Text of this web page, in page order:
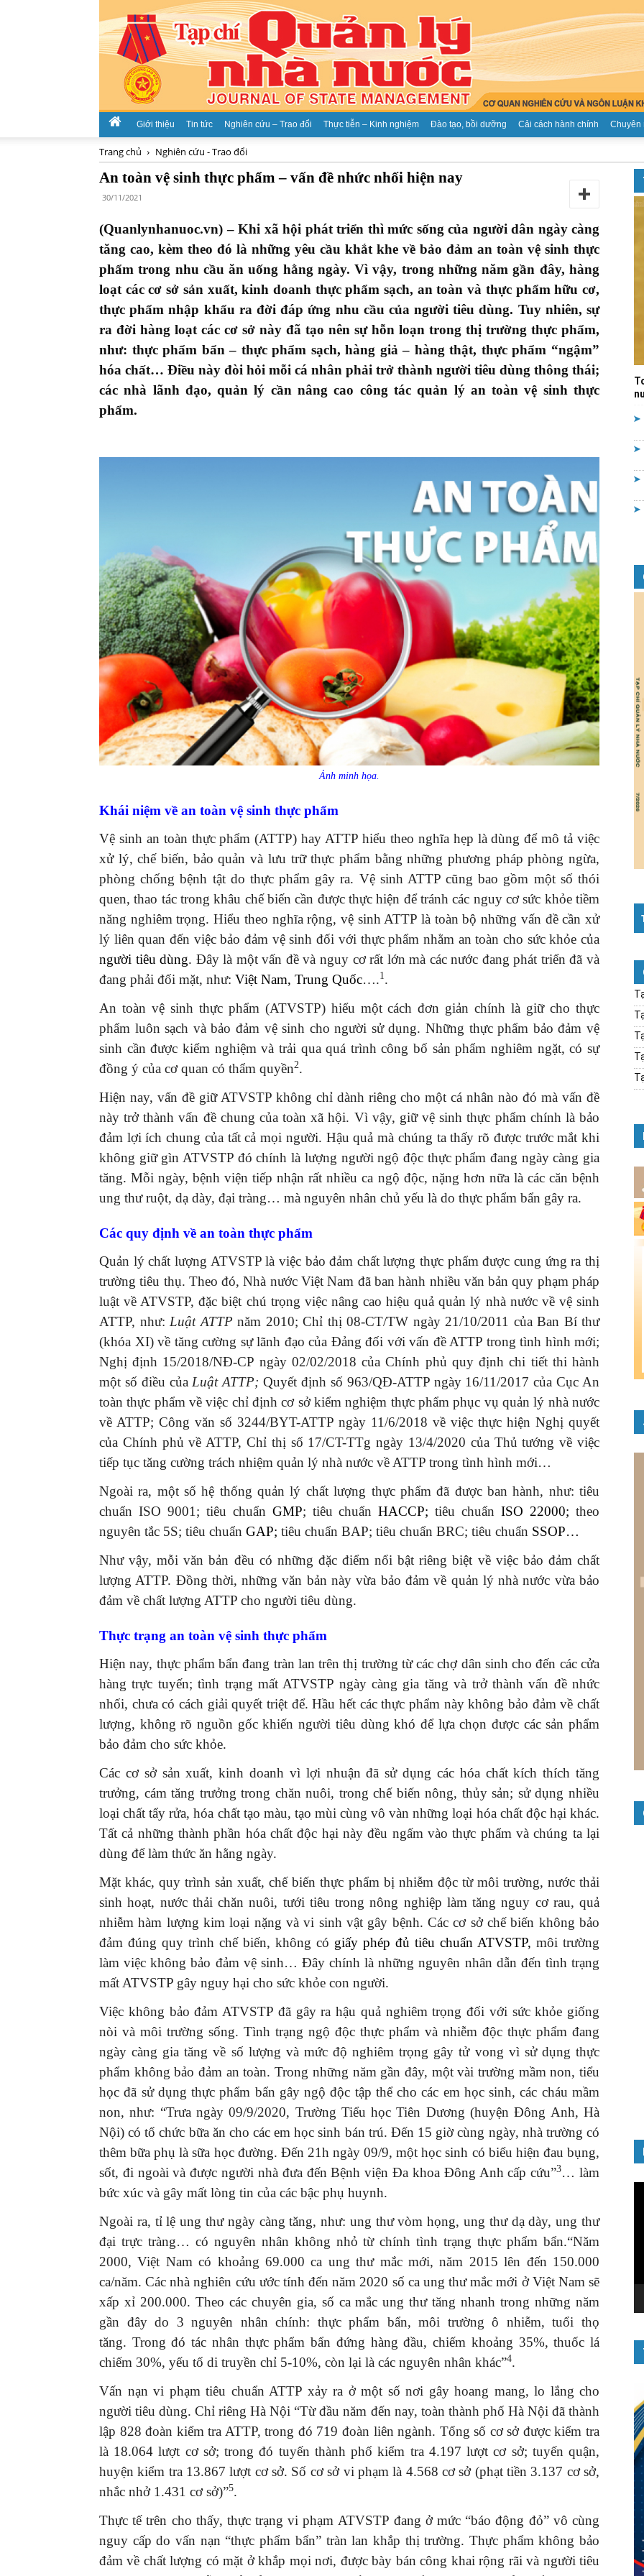
chí
Quản
nhà
nước
Giới thiệu Tin tức Nghiên cứu – Trao đổi Thực tiễn – Kinh nghiệm Đào tạo, bồi dưỡng Cải cách hành chính Chuyên
Trang chủ Nghiên cứu - Trao đổi
An toàn vệ sinh thực phẩm – vấn đề nhức nhối hiện nay
30/11/2021
(Quanlynhanuoc.vn) – Khi xã hội phát triển thì mức sống của người dân ngày càng
tăng cao, kèm theo đó là những yêu cầu khắt khe về bảo đảm an toàn vệ sinh thực
phẩm trong nhu cầu ăn uống hằng ngày. Vì vậy, trong những năm gần đây, hàng
loạt các cơ sở sản xuất, kinh doanh thực phẩm sạch, an toàn và thực phẩm hữu cơ,
thực phẩm nhập khẩu ra đời đáp ứng nhu cầu của người tiêu dùng. Tuy nhiên, sự
ra đời hàng loạt các cơ sở này đã tạo nên sự hỗn loạn trong thị trường thực phẩm,
như: thực phẩm bẩn – thực phẩm sạch, hàng giả – hàng thật, thực phẩm “ngậm”
hóa chất… Điều này đòi hỏi mỗi cá nhân phải trở thành người tiêu dùng thông thái;
các nhà lãnh đạo, quản lý cầnnâng cao công tác quản lý an toàn vệ sinh thực
phẩm.
Ảnh minh họa.
Khái niệm về an toàn vệ sinh thực phẩm
Vệ sinh an toàn thực phẩm (ATTP) hay ATTP hiểu theo nghĩa hẹp là dùng để mô tả việc
xử lý, chế biến, bảo quản và lưu trữ thực phẩm bằng những phương pháp phòng ngừa,
phòng chống bệnh tật do thực phẩm gây ra. Vệ sinh ATTP cũng bao gồm một số thói
quen, thao tác trong khâu chế biến cần được thực hiện để tránh các nguy cơ sức khỏe tiềm
năng nghiêm trọng. Hiểu theo nghĩa rộng, vệ sinh ATTP là toàn bộ những vấn đề cần xử
lý liên quan đến việc bảo đảm vệ sinh đối với thực phẩm nhằm an toàn cho sức khỏe của
người tiêu dùng. Đây là một vấn đề và nguy cơ rất lớn mà các nước đang phát triển đã và
đang phải đối mặt, như: Việt Nam, Trung Quốc….1 .
An toàn vệ sinh thực phẩm (ATVSTP) hiểu một cách đơn giản chính là giữ cho thực
phẩm luôn sạch và bảo đảm vệ sinh cho người sử dụng. Những thực phẩm bảo đảm vệ
sinh cần được kiểm nghiệm và trải qua quá trình công bố sản phẩm nghiêm ngặt, có sự
đồng ý của cơ quan có thẩm quyền2.
Hiện nay, vấn đề giữ ATVSTP không chỉ dành riêng cho một cá nhân nào đó mà vấn đề
này trở thành vấn đề chung của toàn xã hội. Vì vậy, giữ vệ sinh thực phẩm chính là bảo
đảm lợi ích chung của tất cả mọi người. Hậu quả mà chúng ta thấy rõ được trước mắt khi
không giữ gìn ATVSTP đó chính là lượng người ngộ độc thực phẩm đang ngày càng gia
tăng. Mỗi ngày, bệnh viện tiếp nhận rất nhiều ca ngộ độc, nặng hơn nữa là các căn bệnh
ung thư ruột, dạ dày, đại tràng… mà nguyên nhân chủ yếu là do thực phẩm bẩn gây ra.
Các quy định về an toàn thực phẩm
Quản lý chất lượng ATVSTP là việc bảo đảm chất lượng thực phẩm được cung ứng ra thị
trường tiêu thụ. Theo đó, Nhà nước Việt Nam đã ban hành nhiều văn bản quy phạm pháp
luật về ATVSTP, đặc biệt chú trọng việc nâng cao hiệu quả quản lý nhà nước về vệ sinh
ATTP, như: Luật ATTP năm 2010; Chỉ thị 08-CT/TW ngày 21/10/2011 của Ban Bí thư
(khóa XI) về tăng cường sự lãnh đạo của Đảng đối với vấn đề ATTP trong tình hình mới;
Nghị định 15/2018/NĐ-CP ngày 02/02/2018 của Chính phủ quy định chi tiết thi hành
một số điều của Luật ATTP; Quyết định số 963/QĐ-ATTP ngày 16/11/2017 của Cục An
toàn thực phẩm về việc chỉ định cơ sở kiểm nghiệm thực phẩm phục vụ quản lý nhà nước
về ATTP; Công văn số 3244/BYT-ATTP ngày 11/6/2018 về việc thực hiện Nghị quyết
của Chính phủ về ATTP, Chỉ thị số 17/CT-TTg ngày 13/4/2020 của Thủ tướng về việc
tiếp tục tăng cường trách nhiệm quản lý nhà nước về ATTP trong tình hình mới…
Ngoài ra, một số hệ thống quản lý chất lượng thực phẩm đã được ban hành, như: tiêu
chuẩn ISO 9001; tiêu chuẩn GMP; tiêu chuẩnHACCP; tiêu chuẩnISO 22000; theo
nguyên tắc 5S; tiêu chuẩn GAP; tiêu chuẩn BAP; tiêu chuẩn BRC; tiêu chuẩn SSOP…
Như vậy, mỗi văn bản đều có những đặc điểm nổi bật riêng biệt về việc bảo đảm chất
lượng ATTP. Đồng thời, những văn bản này vừa bảo đảm về quản lý nhà nước vừa bảo
đảm về chất lượng ATTP cho người tiêu dùng.
Thực trạng an toàn vệ sinh thực phẩm
Hiện nay, thực phẩm bẩn đang tràn lan trên thị trường từ các chợ dân sinh cho đến các cửa
hàng trực tuyến; tình trạng mất ATVSTP ngày càng gia tăng và trở thành vấn đề nhức
nhối, chưa có cách giải quyết triệt để. Hầu hết các thực phẩm này không bảo đảm về chất
lượng, không rõ nguồn gốc khiến người tiêu dùng khó để lựa chọn được các sản phẩm
bảo đảm cho sức khỏe.
Các cơ sở sản xuất, kinh doanh vì lợi nhuận đã sử dụng các hóa chất kích thích tăng
trưởng, cám tăng trưởng trong chăn nuôi, trong chế biến nông, thủy sản; sử dụng nhiều
loại chất tẩy rửa, hóa chất tạo màu, tạo mùi cùng vô vàn những loại hóa chất độc hại khác.
Tất cả những thành phần hóa chất độc hại này đều ngấm vào thực phẩm và chúng ta lại
dùng để làm thức ăn hằng ngày.
Mặt khác, quy trình sản xuất, chế biến thực phẩm bị nhiễm độc từ môi trường, nước thải
sinh hoạt, nước thải chăn nuôi, tưới tiêu trong nông nghiệp làm tăng nguy cơ rau, quả
nhiễm hàm lượng kim loại nặng và vi sinh vật gây bệnh. Các cơ sở chế biến không bảo
đảm đúng quy trình chế biến, không có giấy phép đủ tiêu chuẩn ATVSTP, môi trường
làm việc không bảo đảm vệ sinh… Đây chính là những nguyên nhân dẫn đến tình trạng
mất ATVSTP gây nguy hại cho sức khỏe con người.
Việc không bảo đảm ATVSTP đã gây ra hậu quả nghiêm trọng đối với sức khỏe giống
nòi và môi trường sống. Tình trạng ngộ độc thực phẩm và nhiễm độc thực phẩm đang
ngày càng gia tăng về số lượng và mức độ nghiêm trọng gây tử vong vì sử dụng thực
phẩm không bảo đảm an toàn. Trong những năm gần đây, một vài trường mầm non, tiểu
học đã sử dụng thực phẩm bẩn gây ngộ độc tập thể cho các em học sinh, các cháu mầm
non, như: “Trưa ngày 09/9/2020, Trường Tiểu học Tiên Dương (huyện Đông Anh, Hà
Nội) có tổ chức bữa ăn cho các em học sinh bán trú. Đến 15 giờ cùng ngày, nhà trường có
thêm bữa phụ là sữa học đường. Đến 21h ngày 09/9, một học sinh có biểu hiện đau bụng,
sốt, đi ngoài và được người nhà đưa đến Bệnh viện Đa khoa Đông Anh cấp cứu”3… làm
bức xúc và gây mất lòng tin của các bậc phụ huynh.
Ngoài ra, tỉ lệ ung thư ngày càng tăng, như: ung thư vòm họng, ung thư dạ dày, ung thư
đại trực tràng… có nguyên nhân không nhỏ từ chính tình trạng thực phẩm bẩn.“Năm
2000, Việt Nam có khoảng 69.000 ca ung thư mắc mới, năm 2015 lên đến 150.000
ca/năm. Các nhà nghiên cứu ước tính đến năm 2020 số ca ung thư mắc mới ở Việt Nam sẽ
xấp xỉ 200.000. Theo các chuyên gia, số ca mắc ung thư tăng nhanh trong những năm
gần đây do 3 nguyên nhân chính: thực phẩm bẩn, môi trường ô nhiễm, tuổi thọ
tăng. Trong đó tác nhân thực phẩm bẩn đứng hàng đầu, chiếm khoảng 35%, thuốc lá
chiếm 30%, yếu tố di truyền chỉ 5-10%, còn lại là các nguyên nhân khác”4.
Vấn nạn vi phạm tiêu chuẩn ATTP xảy ra ở một số nơi gây hoang mang, lo lắng cho
người tiêu dùng. Chỉ riêng Hà Nội “Từ đầu năm đến nay, toàn thành phố Hà Nội đã thành
lập 828 đoàn kiểm tra ATTP, trong đó 719 đoàn liên ngành. Tổng số cơ sở được kiểm tra
là 18.064 lượt cơ sở; trong đó tuyến thành phố kiểm tra 4.197 lượt cơ sở; tuyến quận,
huyện kiểm tra 13.867 lượt cơ sở. Số cơ sở vi phạm là 4.568 cơ sở (phạt tiền 3.137 cơ sở,
nhắc nhở 1.431 cơ sở)”5.
Thực tế trên cho thấy, thực trạng vi phạm ATVSTP đang ở mức “báo động đỏ” vô cùng
nguy cấp do vấn nạn “thực phẩm bẩn” tràn lan khắp thị trường. Thực phẩm không bảo
đảm về chất lượng có mặt ở khắp mọi nơi, được bày bán công khai rộng rãi và người tiêu
GIỚI THIỆU SÁCH
Ra mắt ba cuốn sách ảnh chào
mừng Đại hội XIV của Đảng
16/01/2026
GIỚI THIỆU SÁCH
Quản trị nhân tài – Từ lý thuyết
đến thực tiễn
08/12/2025